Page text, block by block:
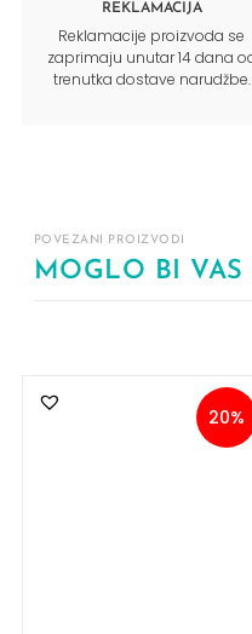
REKLAMACIJA
Reklamacije proizvoda se
zaprimaju unutar 14 dana
trenutka dostave narudžbe.
POVEZANI PROIZVODI
MOGLO BI
20%